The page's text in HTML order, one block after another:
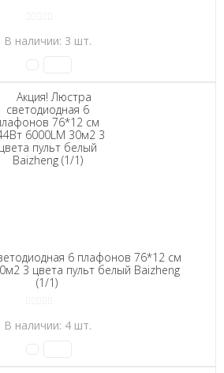
В наличии: 3 шт.
6 плафонов 76*12 см
3 цвета пульт белый Baizheng
(1/1)
В наличии: 4 шт.